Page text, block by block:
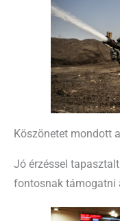
Köszönetet mondott
Jó érzéssel
fontosnak támogatni